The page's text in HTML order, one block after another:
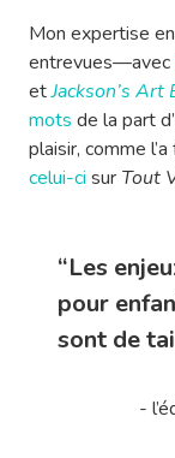
Mon expertise
entrevues—avec
etJackson’s Art
mots de la part
plaisir, comme
celui-ci sur Tout
“Les
pour
sont de
-